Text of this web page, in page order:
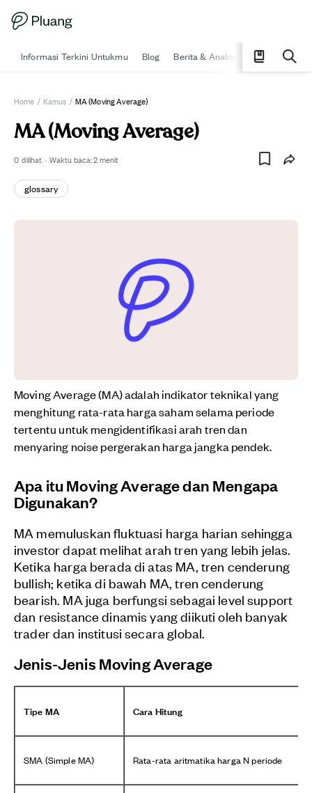
Informasi Terkini Untukmu Blog Berita & Analisis Pelajari
Home / Kamus / MA (Moving Average)
MA (Moving Average)
0 dilihat · Waktu baca:2menit
glossary
Moving Average (MA) adalah indikator teknikal yang
menghitung rata-rata harga saham selama periode
tertentu untuk mengidentifikasi arah tren dan
menyaring noise pergerakan harga jangka pendek.
Apa itu Moving Average dan Mengapa
Digunakan?
MA memuluskan fluktuasi harga harian sehingga
investor dapat melihat arah tren yang lebih jelas.
Ketika harga berada di atas MA, tren cenderung
bullish; ketika di bawah MA, tren cenderung
bearish. MA juga berfungsi sebagai level support
dan resistance dinamis yang diikuti oleh banyak
trader dan institusi secara global.
Jenis-Jenis Moving Average
Tipe MA Cara Hitung
SMA (Simple MA) Rata-rata aritmatika harga N periode